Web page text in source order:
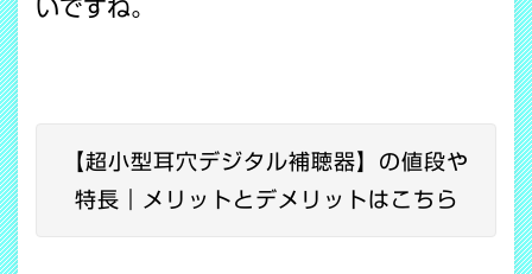
いですね。
【超小型耳穴デジタル補聴器】の値段や
特長｜メリットとデメリットはこちら